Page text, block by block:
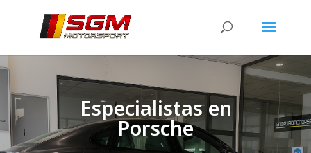
Especialistas en
Porsche